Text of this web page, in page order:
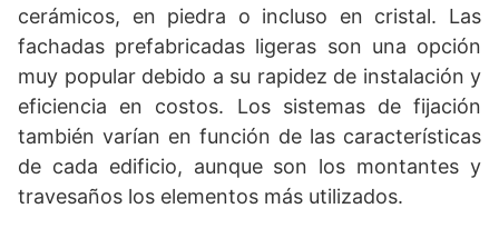
cerámicos, en piedra o incluso en cristal. Las
fachadas prefabricadas ligeras son una opción
muy popular debido a su rapidez de instalación y
eficiencia en costos. Los sistemas de fijación
también varían en función de las características
de cada edificio, aunque son los montantes y
travesaños los elementos más utilizados.